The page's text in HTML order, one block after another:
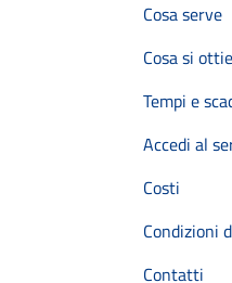
Cosa serve
Cosa si
Tempi e
Accedi al
Costi
Condizioni
Contatti